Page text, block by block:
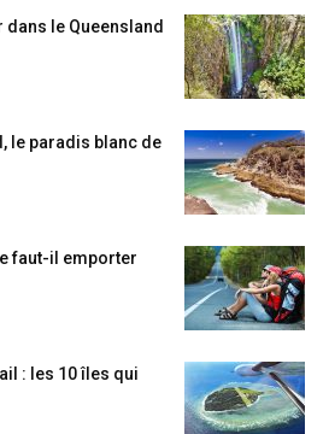
dans le Queensland
le paradis blanc de
faut-il emporter
: les 10 îles qui